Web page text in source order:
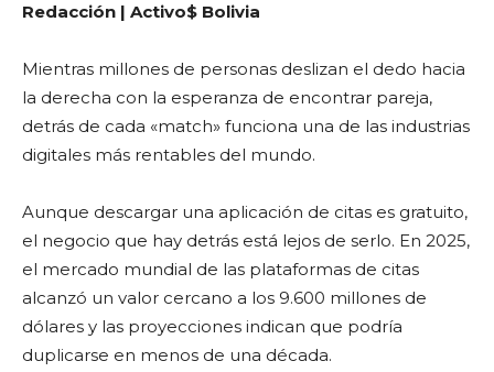
Redacción | Activo$ Bolivia
Mientras millones de personas deslizan el dedo hacia
la derecha con la esperanza de encontrar pareja,
detrás de cada «match» funciona una de las industrias
digitales más rentables del mundo.
Aunque descargar una aplicación de citas es gratuito,
el negocio que hay detrás está lejos de serlo. En 2025,
el mercado mundial de las plataformas de citas
alcanzó un valor cercano a los 9.600 millones de
dólares y las proyecciones indican que podría
duplicarse en menos de una década.